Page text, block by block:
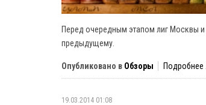
Перед очередным этапом лиг Москвы
предыдущему.
Опубликовано в Обзоры Подробнее ...
19.03.2014 01:08